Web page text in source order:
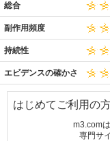
総合
副作用頻度
持続性
エビデンスの確かさ
はじめてご利用の
m3.com
専門サ